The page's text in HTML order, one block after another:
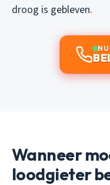
droog is gebleven.
NU
Wanneer
loodgieter